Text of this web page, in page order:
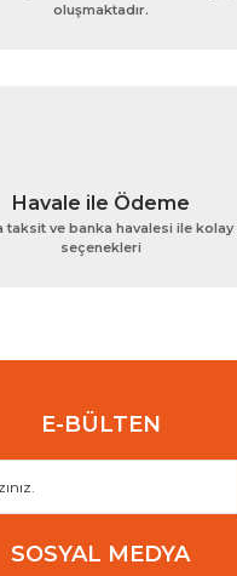
Gönder
oluşmaktadır.
Havale ile Ödeme
taksit ve banka havalesi ile
seçenekleri
E-BÜLTEN
SOSYAL MEDYA